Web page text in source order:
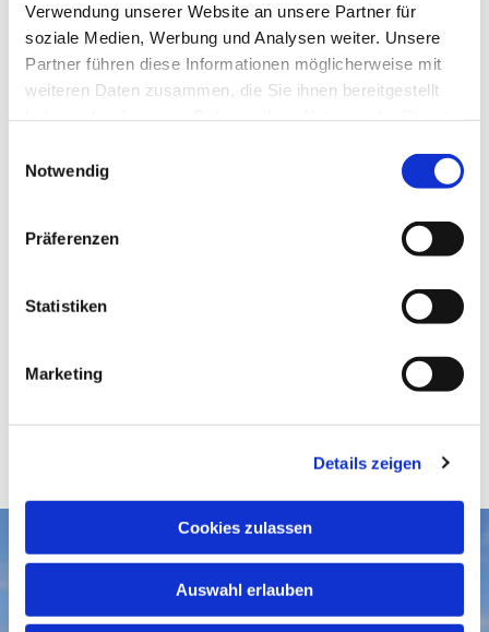
Verwendung unserer Website an unsere Partner für
soziale Medien, Werbung und Analysen weiter. Unsere
Partner führen diese Informationen möglicherweise mit
weiteren Daten zusammen, die Sie ihnen bereitgestellt
Notwendig
Präferenzen
Statistiken
Marketing
Details zeigen
Cookies zulassen
Auswahl erlauben
Aktuelles
Gottesdienste
Gemeindegruß-Archiv